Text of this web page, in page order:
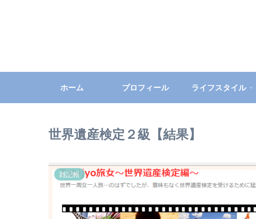
ホーム プロフィール ライフスタイル
世界遺産検定２級【結果】
雑記帳